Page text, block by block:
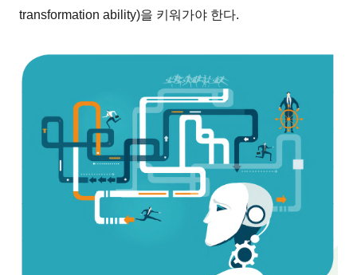
transformation ability)을 키워가야 한다.